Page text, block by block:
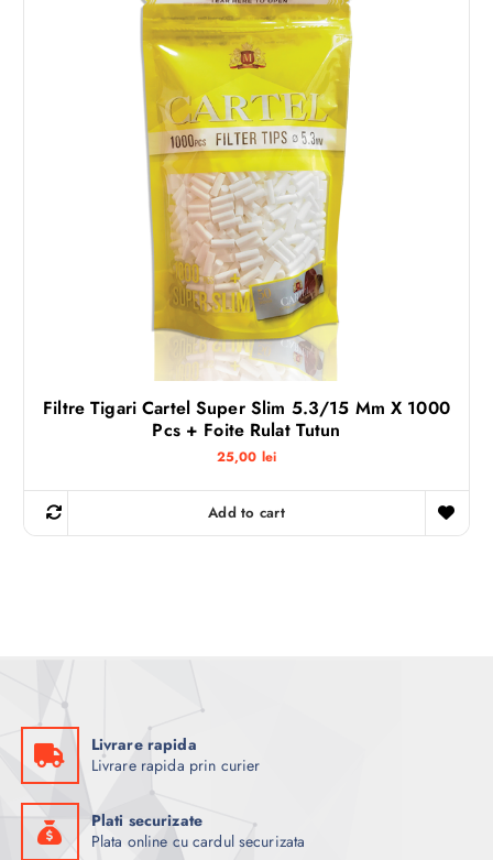
Filtre Tigari Cartel Super Slim 5.3/15 Mm X 1000
Pcs + Foite Rulat Tutun
25,00 lei
Add to cart
Livrare rapida
Livrare rapida prin curier
Plati securizate
Plata online cu cardul securizata